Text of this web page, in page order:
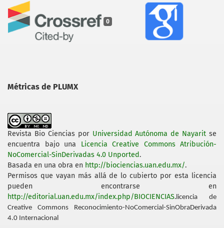
0
Métricas de PLUMX
Revista Bio Cienciaspor Universidad Autónoma de Nayarit se
encuentra bajo una Licencia Creative Commons Atribución-
NoComercial-SinDerivadas 4.0 Unported.
Basada en una obra en http://biociencias.uan.edu.mx/.
Permisos que vayan más allá de lo cubierto por esta licencia
pueden encontrarse en
http://editorial.uan.edu.mx/index.php/BIOCIENCIAS. licencia de
Creative Commons Reconocimiento-NoComercial-SinObraDerivada
4.0 Internacional